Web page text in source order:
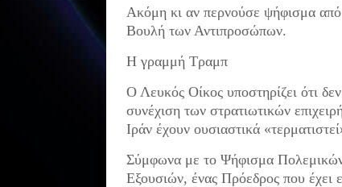
Ακόμη κι αν περνούσε ψήφισμα από
Βουλή των Αντιπροσώπων.
Η γραμμή Τραμπ
Ο Λευκός Οίκος υποστηρίζει ότι
συνέχιση των στρατιωτικών
Ιράν έχουν ουσιαστικά
Σύμφωνα με το Ψήφισμα
Εξουσιών, ένας Πρόεδρος που έχει